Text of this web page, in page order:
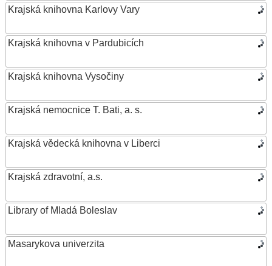
Krajská knihovna Karlovy Vary
Krajská knihovna v Pardubicích
Krajská knihovna Vysočiny
Krajská nemocnice T. Bati, a. s.
Krajská vědecká knihovna v Liberci
Krajská zdravotní, a.s.
Library of Mladá Boleslav
Masarykova univerzita